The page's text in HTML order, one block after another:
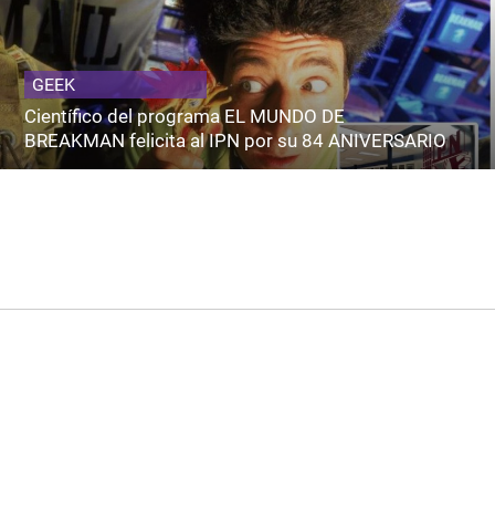
GEEK
Científico del programa EL MUNDO DE
BREAKMAN felicita al IPN por su 84 ANIVERSARIO